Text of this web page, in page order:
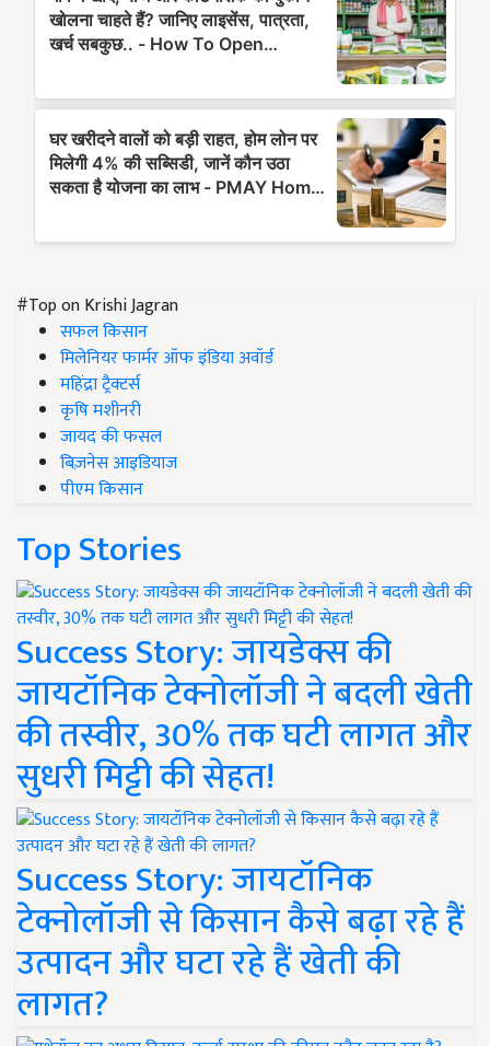
#Top on Krishi Jagran
सफल किसान
मिलेनियर फार्मर ऑफ इंडिया अवॉर्ड
महिंद्रा ट्रैक्टर्स
कृषि मशीनरी
जायद की फसल
बिज़नेस आइडियाज
पीएम किसान
Top Stories
Success Story: जायडेक्स की
जायटॉनिक टेक्नोलॉजी ने बदली खेती
की तस्वीर, 30% तक घटी लागत और
सुधरी मिट्टी की सेहत!
Success Story: जायटॉनिक
टेक्नोलॉजी से किसान कैसे बढ़ा रहे हैं
उत्पादन और घटा रहे हैं खेती की
लागत?